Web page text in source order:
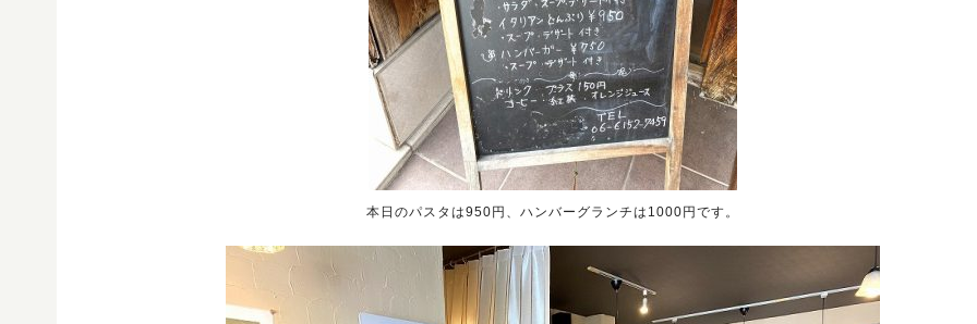
本日のパスタは950円、ハンバーグランチは1000円です。